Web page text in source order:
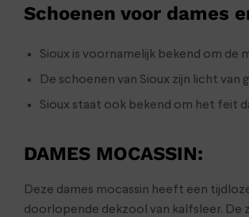
Schoenen voor dames
Sioux is voornamelijk bekend om de
De schoenen van Sioux zijn licht
Sioux staat ook bekend om het feit
DAMES MOCASSIN:
Deze dames mocassin heeft een
doorlopende dekzool van kalfsleer.